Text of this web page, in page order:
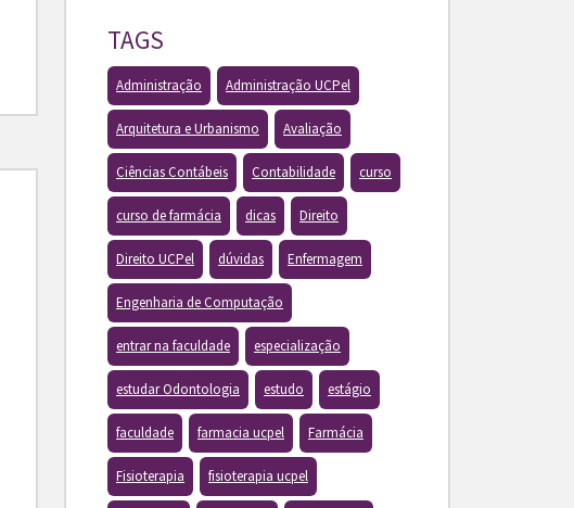
TAGS
Administração Administração UCPel
Arquitetura e Urbanismo Avaliação
Ciências Contábeis Contabilidade curso
curso de farmácia dicas Direito
Direito UCPel dúvidas Enfermagem
Engenharia de Computação
entrar na faculdade especialização
estudar Odontologia estudo estágio
faculdade farmacia ucpel Farmácia
Fisioterapia fisioterapia ucpel